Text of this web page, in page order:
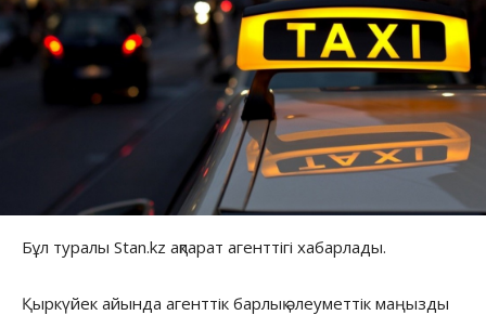
Бұл туралы Stan.kz ақпарат агенттігі хабарлады.
Қыркүйек айында агенттік барлық әлеуметтік маңызды